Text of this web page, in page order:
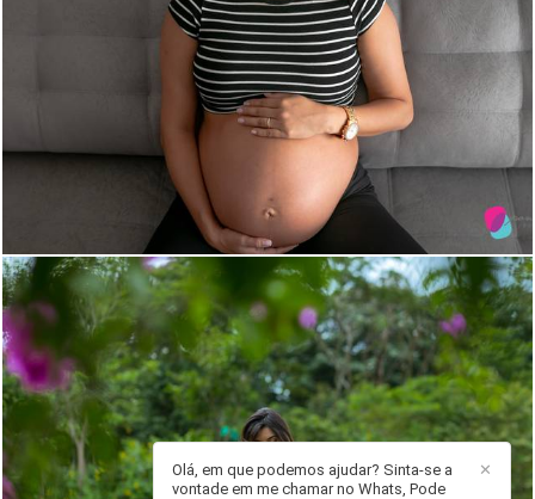
1561 0
✕
Olá, em que podemos ajudar? Sinta-se a
vontade em me chamar no Whats, Pode